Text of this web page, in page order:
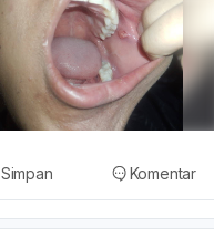
Simpan Komentar